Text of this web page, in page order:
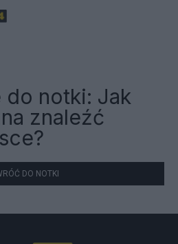
do notki: Jak
znaleźć
DO NOTKI